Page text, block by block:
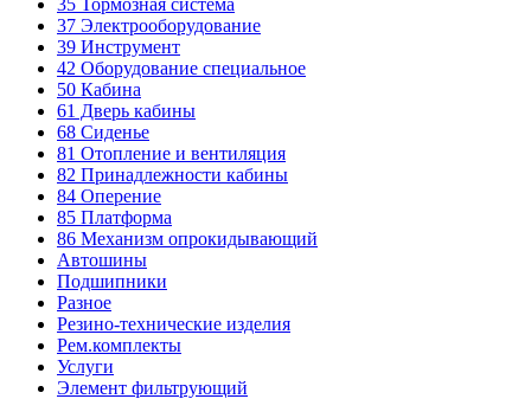
37 Электрооборудование
39 Инструмент
42 Оборудование специальное
50 Кабина
61 Дверь кабины
68 Сиденье
81 Отопление и вентиляция
82 Принадлежности кабины
84 Оперение
85 Платформа
86 Механизм опрокидывающий
Автошины
Подшипники
Разное
Резино-технические изделия
Рем.комплекты
Услуги
Элемент фильтрующий